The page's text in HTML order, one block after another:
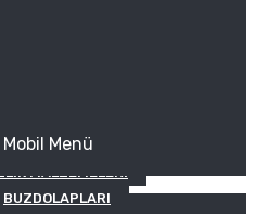
MALZEMELERI
BUZDOLAPLARI
Mobil Menü